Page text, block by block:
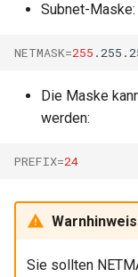
Subnet-Maske:
NETMASK=255
Die Maske
werden:
PREFIX=24
Warnhinweis
Sie sollten